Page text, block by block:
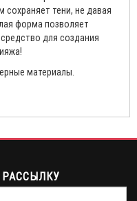
тени, не давая
форма позволяет
для создания
материалы.